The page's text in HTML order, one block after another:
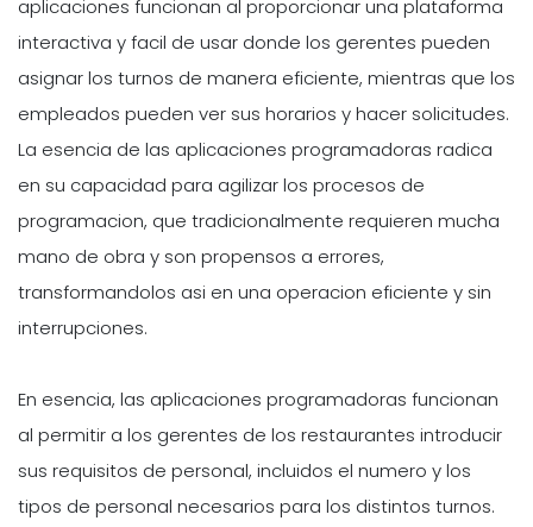
aplicaciones funcionan al proporcionar una plataforma
interactiva y facil de usar donde los gerentes pueden
asignar los turnos de manera eficiente, mientras que los
empleados pueden ver sus horarios y hacer solicitudes.
La esencia de las aplicaciones programadoras radica
en su capacidad para agilizar los procesos de
programacion, que tradicionalmente requieren mucha
mano de obra y son propensos a errores,
transformandolos asi en una operacion eficiente y sin
interrupciones.
En esencia, las aplicaciones programadoras funcionan
al permitir a los gerentes de los restaurantes introducir
sus requisitos de personal, incluidos el numero y los
tipos de personal necesarios para los distintos turnos.